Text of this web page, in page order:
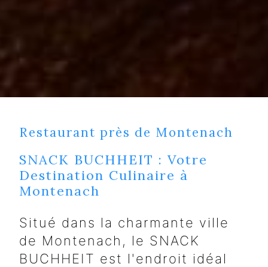
Restaurant près de Montenach
SNACK BUCHHEIT : Votre
Destination Culinaire à
Montenach
Situé dans la charmante ville
de Montenach, le SNACK
BUCHHEIT est l'endroit idéal